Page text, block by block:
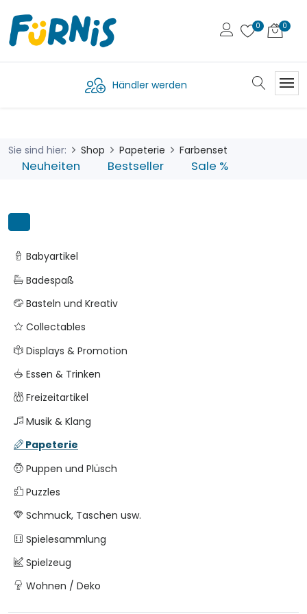
Händler werden
Sie sind hier: Shop Papeterie Farbenset
Neuheiten Bestseller Sale %
Babyartikel
Badespaß
Basteln und Kreativ
Collectables
Displays & Promotion
Essen & Trinken
Freizeitartikel
Musik & Klang
Papeterie
Puppen und Plüsch
Puzzles
Schmuck, Taschen usw.
Spielesammlung
Spielzeug
Wohnen / Deko